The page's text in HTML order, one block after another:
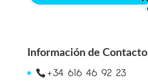
Información de Contacto
+34 616 46 92 23